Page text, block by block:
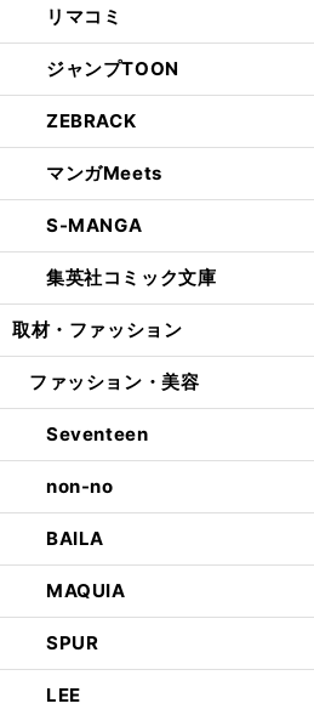
リマコミ
ジャンプTOON
ZEBRACK
マンガMeets
S-MANGA
集英社コミック文庫
取材・ファッション
ファッション・美容
Seventeen
non-no
BAILA
MAQUIA
SPUR
LEE